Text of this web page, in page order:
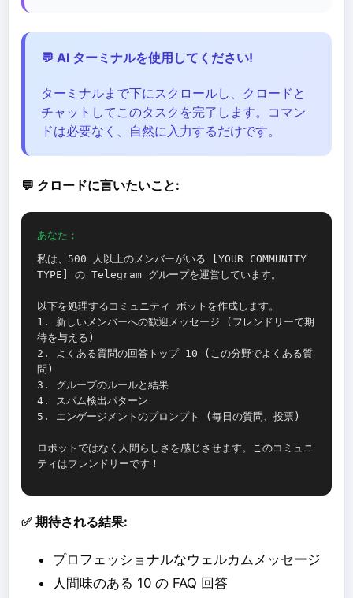
💬 AI ターミナルを使用してください!
ターミナルまで下にスクロールし、クロードと
チャットしてこのタスクを完了します。コマン
ドは必要なく、自然に入力するだけです。
💬 クロードに言いたいこと:
あなた：
私は、500 人以上のメンバーがいる [YOUR COMMUNITY
TYPE] の Telegram グループを運営しています。
以下を処理するコミュニティ ボットを作成します。
1. 新しいメンバーへの歓迎メッセージ (フレンドリーで期
待を与える)
2. よくある質問の回答トップ 10 (この分野でよくある質
問)
3. グループのルールと結果
4. スパム検出パターン
5. エンゲージメントのプロンプト (毎日の質問、投票)
ロボットではなく人間らしさを感じさせます。このコミュニ
ティはフレンドリーです！
✅ 期待される結果:
プロフェッショナルなウェルカムメッセージ
人間味のある 10 の FAQ 回答